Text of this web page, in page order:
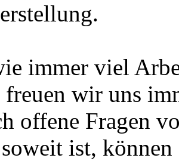
immer viel
freuen wir uns
offene Fragen
ist,